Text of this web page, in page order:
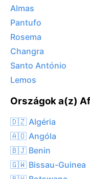
Almas
Pantufo
Rosema
Changra
Santo António
Lemos
Országok a(z)
🇩🇿 Algéria
🇦🇴 Angóla
🇧🇯 Benin
🇬🇼 Bissau-Guinea